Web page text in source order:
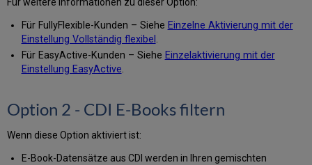
Für FullyFlexible-Kunden – Siehe Einzelne Aktivierung mit der
Einstellung Vollständig flexibel .
Für EasyActive-Kunden – Siehe Einzelaktivierung mit der
Einstellung EasyActive.
Option 2 - CDI E-Books filtern
Wenn diese Option aktiviert ist:
E-Book-Datensätze aus CDI werden in Ihren gemischten